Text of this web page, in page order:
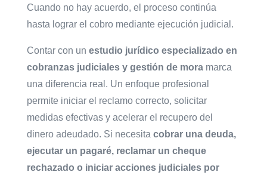
Cuando no hay acuerdo, el proceso continúa
hasta lograr el cobro mediante ejecución judicial.
Contar con un estudio jurídico especializado en
cobranzas judiciales y gestión de moramarca
una diferencia real. Un enfoque profesional
permite iniciar el reclamo correcto, solicitar
medidas efectivas y acelerar el recupero del
dinero adeudado. Si necesita cobrar una deuda,
ejecutar un pagaré, reclamar un cheque
rechazado o iniciar acciones judiciales por